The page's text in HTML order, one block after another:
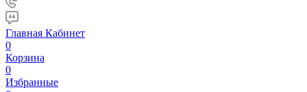
Главная Кабинет
0
Корзина
0
Избранные